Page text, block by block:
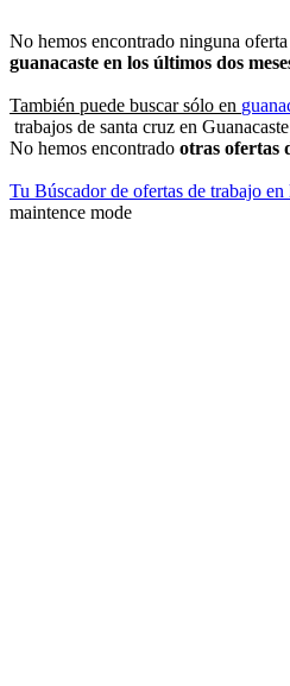
No hemos encontrado ninguna
guanacaste en los últimos dos
También puede buscar sólo en
trabajos de santa cruz en Guanacaste
No hemos encontrado otras ofertas
Tu Búscador de ofertas de trabajo en
maintence mode